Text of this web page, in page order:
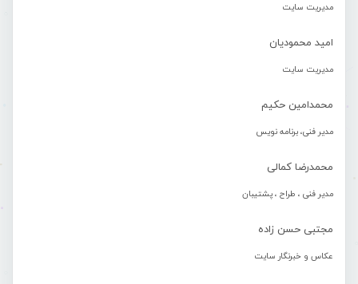
مدیریت سایت
امید محمودیان
مدیریت سایت
محمدامین حکیم
مدیر فنی، برنامه نویس
محمدرضا کمالی
مدیر فنی ، طراح ، پشتیبان
مجتبی حسن زاده
عکاس و خبرنگار سایت